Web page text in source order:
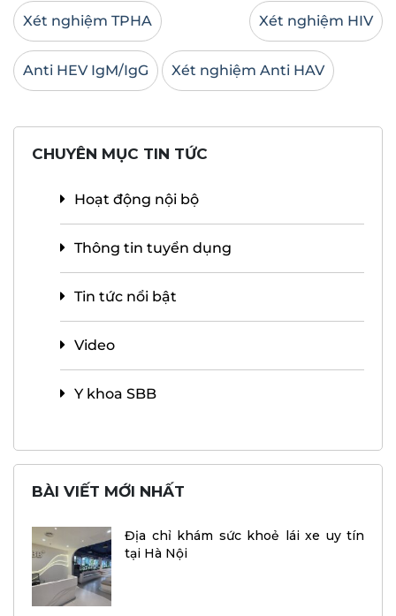
Xét nghiệm TPHA Xét nghiệm HIV
Anti HEV IgM/IgG Xét nghiệm Anti HAV
CHUYÊN MỤC TIN TỨC
Hoạt động nội bộ
Thông tin tuyển dụng
Tin tức nổi bật
Video
Y khoa SBB
BÀI VIẾT MỚI NHẤT
Địa chỉ khám sức khoẻ lái xe uy tín
tại Hà Nội